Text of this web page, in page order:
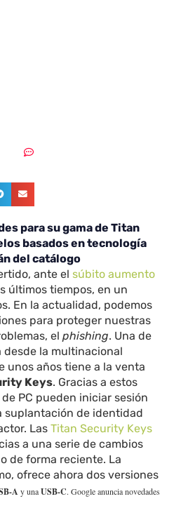
para su gama de Titan
basados en tecnología
del catálogo
ante elsúbito aumento
últimos tiempos, en un
En la actualidad, podemos
para proteger nuestras
elphishing. Una de
desde la multinacional
unos años tiene a la venta
Keys. Gracias a estos
PC pueden iniciar sesión
suplantación de identidad
LasTitan Security Keys
a una serie de cambios
de forma reciente. La
ofrece ahora dos versiones
A y unaUSB-C. Google anuncia novedades